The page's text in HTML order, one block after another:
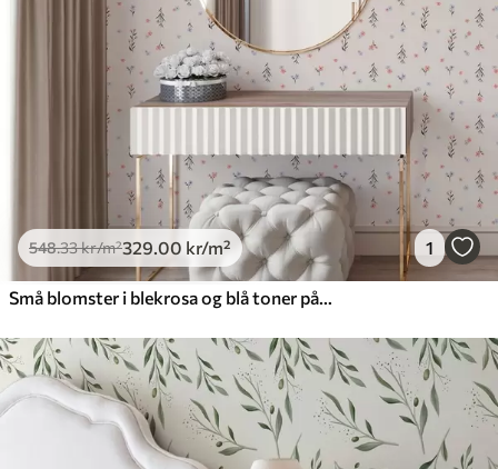
548.33kr/m²329.00 kr/m² 1
Små blomster i blekrosa og blå toner på en kremfarget bakgrunn